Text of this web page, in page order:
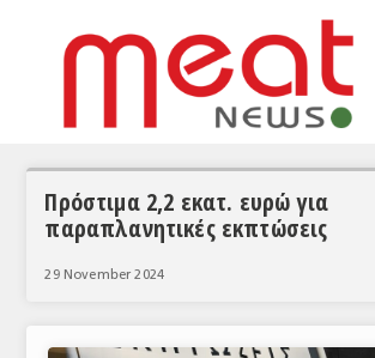
ΣΥΝΕΝΤΕΥΞΕΙΣ
ΘΕΜΑΤΑ
Πρόστιμα 2,2 εκατ. ευρώ για
παραπλανητικές εκπτώσεις
29 November 2024